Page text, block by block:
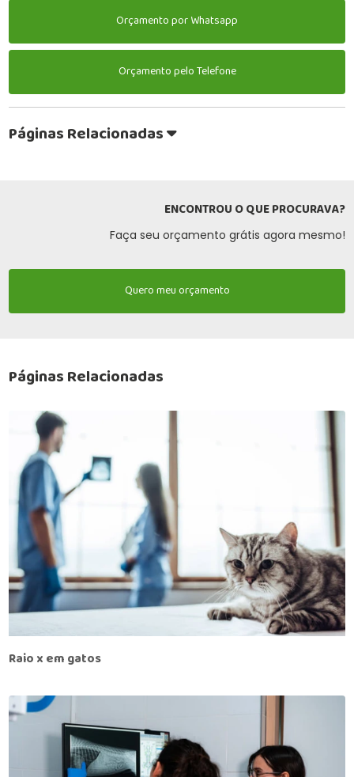
Orçamento por Whatsapp
Orçamento pelo Telefone
Páginas Relacionadas
ENCONTROU O QUE PROCURAVA?
Faça seu orçamento grátis agora mesmo!
Quero meu orçamento
Páginas Relacionadas
Raio x em gatos